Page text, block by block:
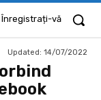
vă
Updated: 14/07/2022